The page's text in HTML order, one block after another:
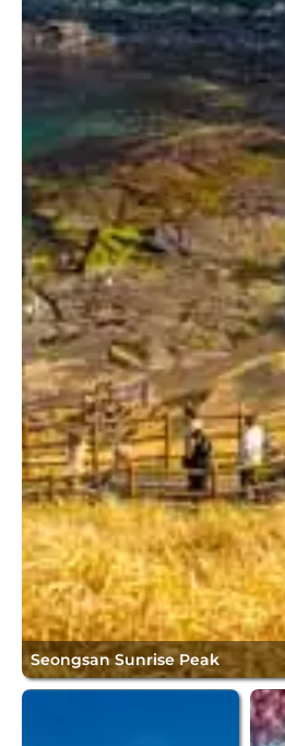
Seongsan Sunrise Peak